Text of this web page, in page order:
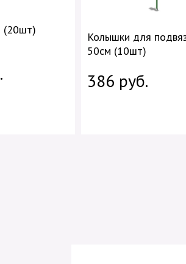
(20шт)
Колышки для
50см (10шт)
386 руб.